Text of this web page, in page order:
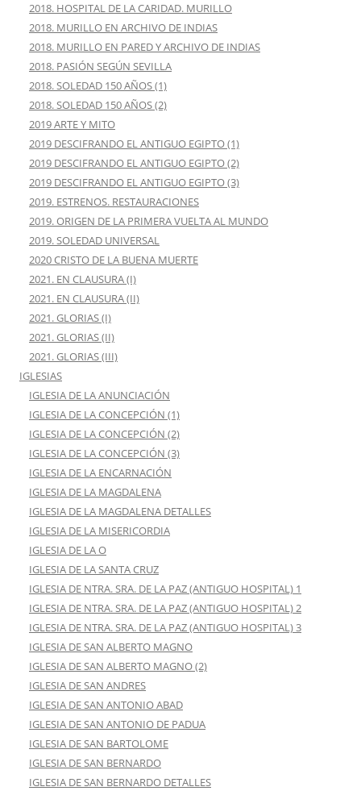
2018. HOSPITAL DE LA CARIDAD. MURILLO
2018. MURILLO EN ARCHIVO DE INDIAS
2018. MURILLO EN PARED Y ARCHIVO DE INDIAS
2018. PASIÓN SEGÚN SEVILLA
2018. SOLEDAD 150 AÑOS (1)
2018. SOLEDAD 150 AÑOS (2)
2019 ARTE Y MITO
2019 DESCIFRANDO EL ANTIGUO EGIPTO (1)
2019 DESCIFRANDO EL ANTIGUO EGIPTO (2)
2019 DESCIFRANDO EL ANTIGUO EGIPTO (3)
2019. ESTRENOS. RESTAURACIONES
2019. ORIGEN DE LA PRIMERA VUELTA AL MUNDO
2019. SOLEDAD UNIVERSAL
2020 CRISTO DE LA BUENA MUERTE
2021. EN CLAUSURA (I)
2021. EN CLAUSURA (II)
2021. GLORIAS (I)
2021. GLORIAS (II)
2021. GLORIAS (III)
IGLESIAS
IGLESIA DE LA ANUNCIACIÓN
IGLESIA DE LA CONCEPCIÓN (1)
IGLESIA DE LA CONCEPCIÓN (2)
IGLESIA DE LA CONCEPCIÓN (3)
IGLESIA DE LA ENCARNACIÓN
IGLESIA DE LA MAGDALENA
IGLESIA DE LA MAGDALENA DETALLES
IGLESIA DE LA MISERICORDIA
IGLESIA DE LA O
IGLESIA DE LA SANTA CRUZ
IGLESIA DE NTRA. SRA. DE LA PAZ (ANTIGUO HOSPITAL) 1
IGLESIA DE NTRA. SRA. DE LA PAZ (ANTIGUO HOSPITAL) 2
IGLESIA DE NTRA. SRA. DE LA PAZ (ANTIGUO HOSPITAL) 3
IGLESIA DE SAN ALBERTO MAGNO
IGLESIA DE SAN ALBERTO MAGNO (2)
IGLESIA DE SAN ANDRES
IGLESIA DE SAN ANTONIO ABAD
IGLESIA DE SAN ANTONIO DE PADUA
IGLESIA DE SAN BARTOLOME
IGLESIA DE SAN BERNARDO
IGLESIA DE SAN BERNARDO DETALLES